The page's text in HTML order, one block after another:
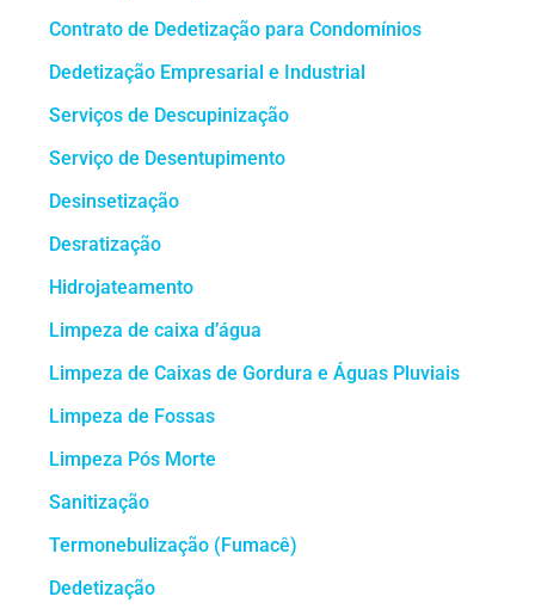
Contrato de Dedetização para Condomínios
Dedetização Empresarial e Industrial
Serviços de Descupinização
Serviço de Desentupimento
Desinsetização
Desratização
Hidrojateamento
Limpeza de caixa d’água
Limpeza de Caixas de Gordura e Águas Pluviais
Limpeza de Fossas
Limpeza Pós Morte
Sanitização
Termonebulização (Fumacê)
Dedetização